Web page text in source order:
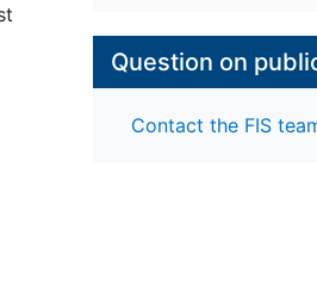
Question on
Contact the FIS